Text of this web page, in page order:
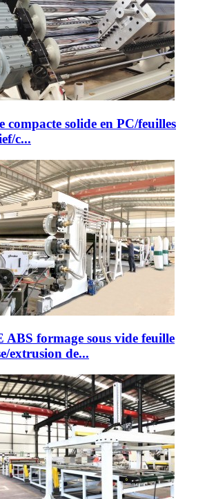
compacte solide en PC/feuilles
c...
ABS formage sous vide feuille
extrusion de...